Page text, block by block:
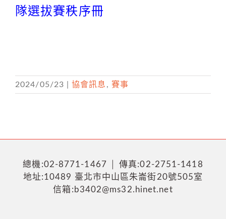
隊選拔賽秩序冊
2024/05/23 協會訊息 , 賽事
總機:02-8771-1467 │ 傳真:02-2751-1418
地址:10489 臺北市中山區朱崙街20號505室
信箱:b3402@ms32.hinet.net